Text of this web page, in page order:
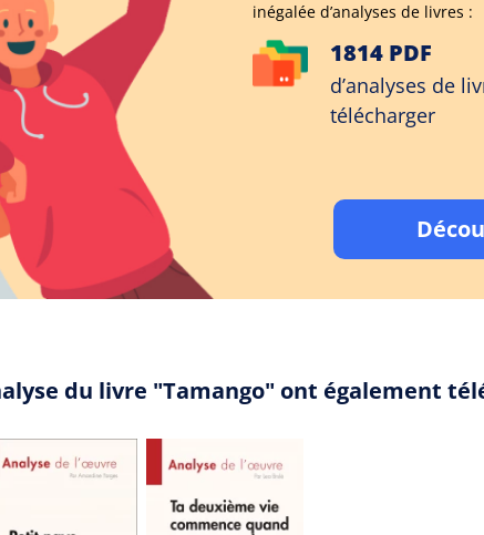
inégalée d’analyses de livres :
1814 PDF
d’analyses de
télécharger
du livre "Tamango" ont également